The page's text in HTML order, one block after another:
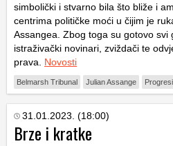
simbolički i stvarno bila što bliže i
centrima političke moći u čijim je
Assangea. Zbog toga su gotovo svi
istraživački novinari, zviždači te
prava. Novosti
Belmarsh Tribunal Julian Assange
31.01.2023. (18:00)
Brze i kratke